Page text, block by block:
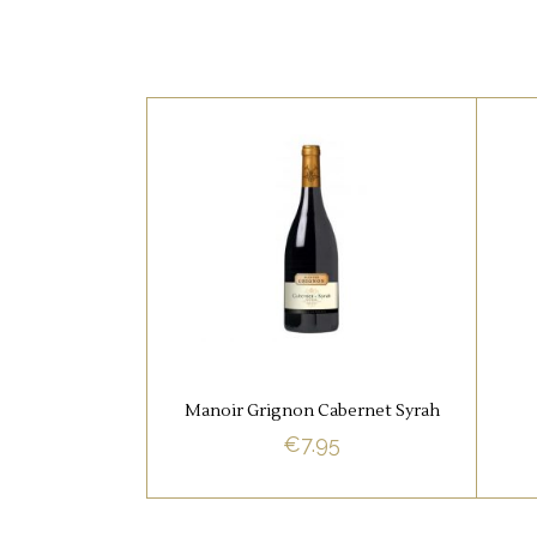
FRANSE FAVORIETEN
RODE WIJNEN
Syrah, is verbazingwekkend
zwoel en zalvend rond met
breed van smaak.
BUY NOW
Manoir Grignon Cabernet Syrah
€7.95